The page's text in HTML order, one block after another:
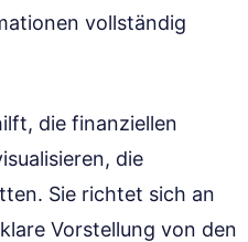
vollständig
die finanziellen
die
Sie richtet sich an
Vorstellung von den